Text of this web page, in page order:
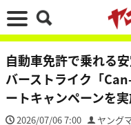
自動車免許で乗れる
バーストライク「
ートキャンペーンを
2026/07/06 7:00 ヤング